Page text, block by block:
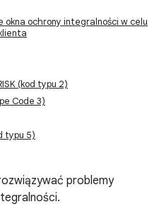
okna ochrony integralności w celu
(kod typu 2)
Code 3)
typu 5)
problemy